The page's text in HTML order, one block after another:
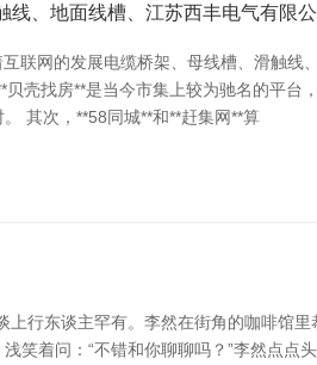
、地面线槽、江苏西丰电气有限公
联网的发展电缆桥架、母线槽、滑触
壳找房**是当今市集上较为驰名的平台
其次，**58同城**和**赶集网**算
行东谈主罕有。李然在街角的咖啡馆
笑着问：“不错和你聊聊吗？”李然点